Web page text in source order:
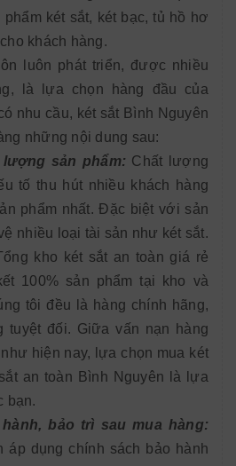
két sắt, két bạc, tủ hồ hơ
khách hàng.
luôn phát triển, được nhiều
là lựa chọn hàng đầu của
nhu cầu, két sắt Bình Nguyên
những nội dung sau:
sản phẩm: Chất lượng
tố thu hút nhiều khách hàng
phẩm nhất. Đặc biệt với sản
nhiều loại tài sản như két sắt.
kho két sắt an toàn giá rẻ
100% sản phẩm tại kho và
tôi đều là hàng chính hãng,
tuyệt đối. Giữa vấn nạn hàng
hiện nay, lựa chọn mua két
an toàn Bình Nguyên là lựa
bạn.
bảo trì sau mua hàng:
áp dụng chính sách bảo hành